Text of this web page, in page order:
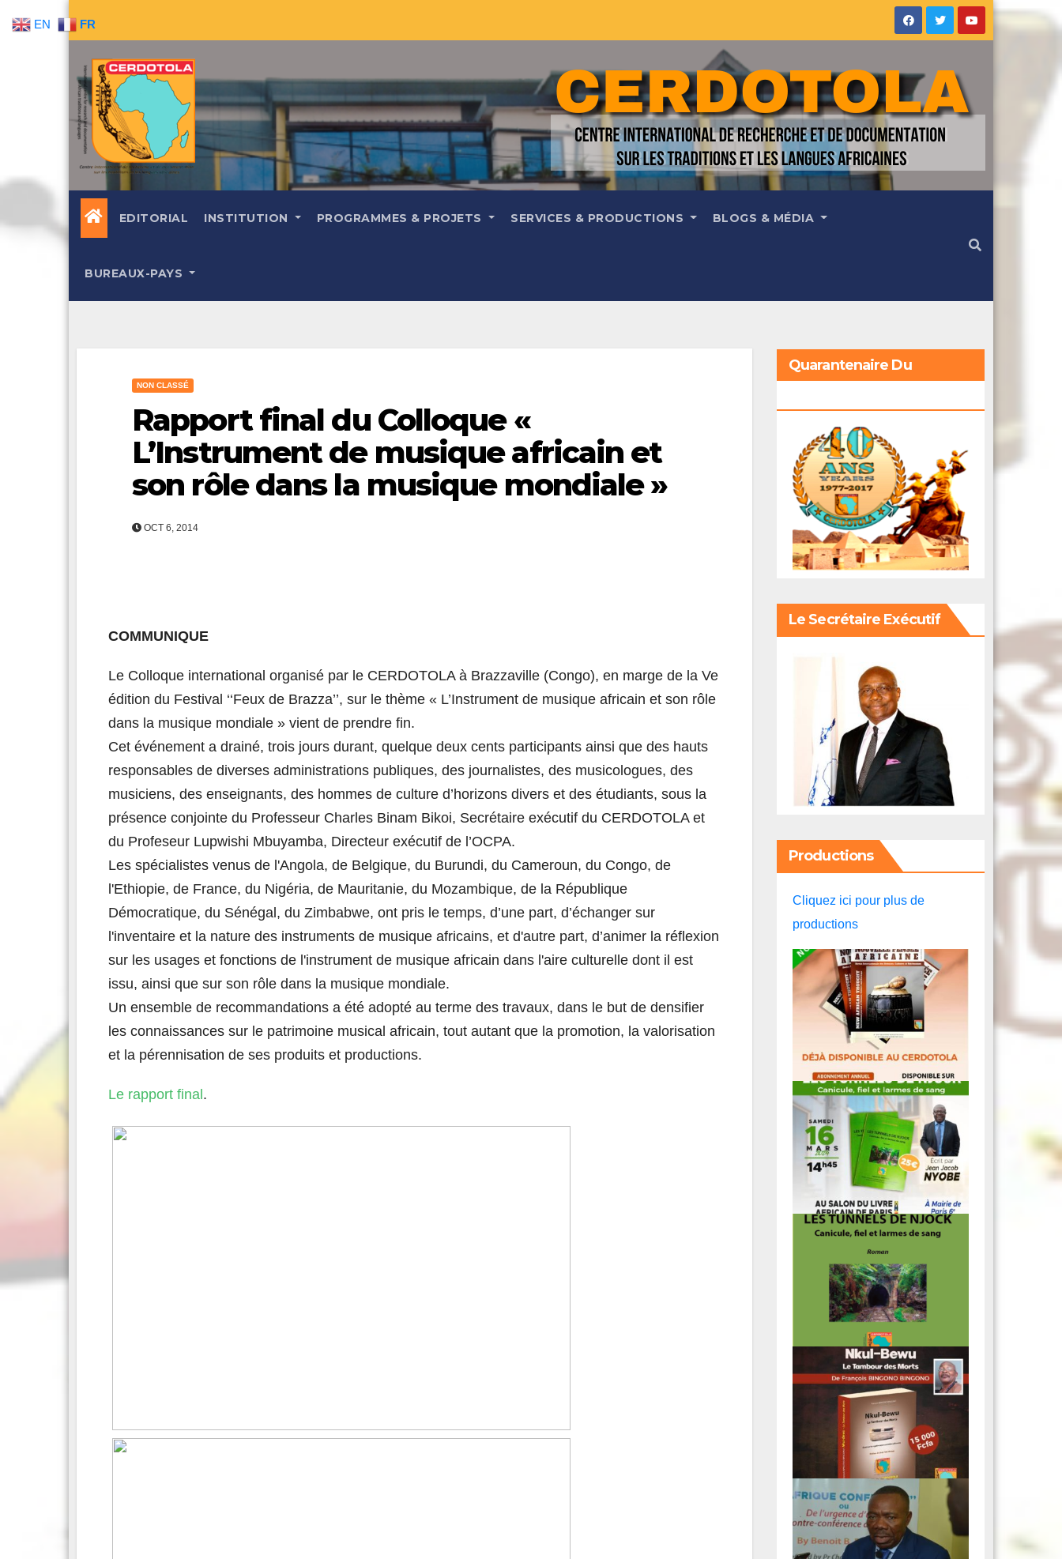
to
content
EDITORIAL INSTITUTION PROGRAMMES & PROJETS SERVICES & PRODUCTIONS BLOGS & MÉDIA
BUREAUX-PAYS
NON CLASSÉ
Rapport final du Colloque «
L’Instrument de musique africain et
son rôle dans la musique mondiale »
OCT 6, 2014
COMMUNIQUE
Le Colloque international organisé par le CERDOTOLA à Brazzaville (Congo), en marge de la Ve
édition du Festival ‘‘Feux de Brazza’’, sur le thème « L’Instrument de musique africain et son rôle
dans la musique mondiale » vient de prendre fin.
Cet événement a drainé, trois jours durant, quelque deux cents participants ainsi que des hauts
responsables de diverses administrations publiques, des journalistes, des musicologues, des
musiciens, des enseignants, des hommes de culture d’horizons divers et des étudiants, sous la
présence conjointe du Professeur Charles Binam Bikoi, Secrétaire exécutif du CERDOTOLA et
du Profeseur Lupwishi Mbuyamba, Directeur exécutif de l’OCPA.
Les spécialistes venus de l'Angola, de Belgique, du Burundi, du Cameroun, du Congo, de
l'Ethiopie, de France, du Nigéria, de Mauritanie, du Mozambique, de la République
Démocratique, du Sénégal, du Zimbabwe, ont pris le temps, d’une part, d’échanger sur
l'inventaire et la nature des instruments de musique africains, et d'autre part, d’animer la réflexion
sur les usages et fonctions de l'instrument de musique africain dans l'aire culturelle dont il est
issu, ainsi que sur son rôle dans la musique mondiale.
Un ensemble de recommandations a été adopté au terme des travaux, dans le but de densifier
les connaissances sur le patrimoine musical africain, tout autant que la promotion, la valorisation
et la pérennisation de ses produits et productions.
Le rapport final .
Quarantenaire Du
Le Secrétaire Exécutif
Productions
Cliquez ici pour plus de
productions
EN FR